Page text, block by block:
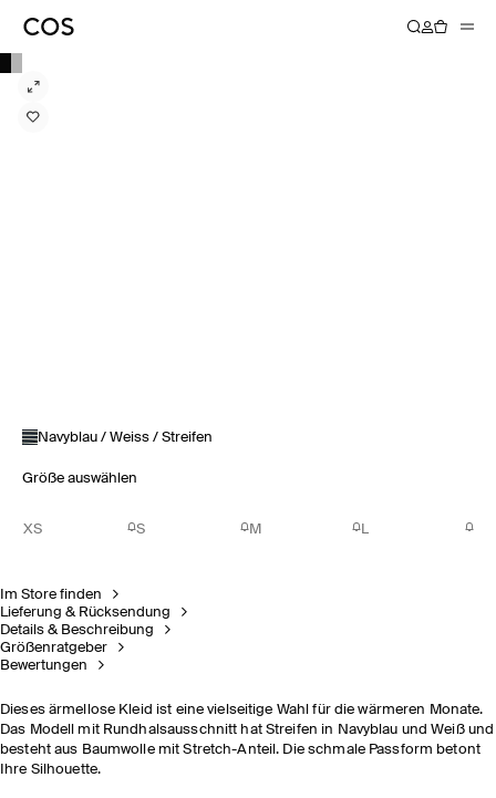
Navyblau / Weiss / Streifen
Größe auswählen
XS S M L
Im Store finden
Lieferung & Rücksendung
Details & Beschreibung
Größenratgeber
Bewertungen
Dieses ärmellose Kleid ist eine vielseitige Wahl für die wärmeren Monate.
Das Modell mit Rundhalsausschnitt hat Streifen in Navyblau und Weiß und
besteht aus Baumwolle mit Stretch-Anteil. Die schmale Passform betont
Ihre Silhouette.